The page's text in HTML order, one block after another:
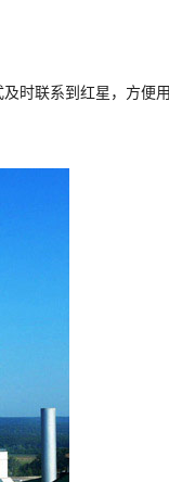
时联系到红星，方便